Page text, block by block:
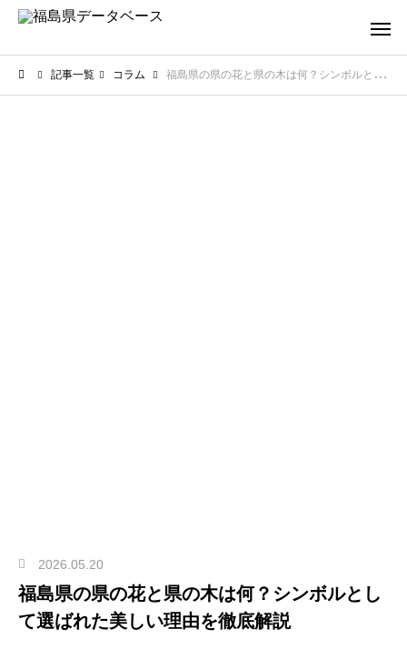
記事一覧 コラム 福島県の県の花と県の木は何？シンボルとして選ばれた美しい理由を徹底解説
2026.05.20
福島県の県の花と県の木は何？シンボルとし
て選ばれた美しい理由を徹底解説